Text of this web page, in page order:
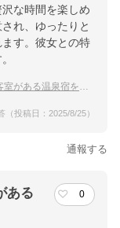
提供：楽天トラベル
な時間を楽しめ
れ、ゆったりと
す。彼女との特
温泉宿をおしえて。
（投稿日：2025/8/25）
通報する
ある
0